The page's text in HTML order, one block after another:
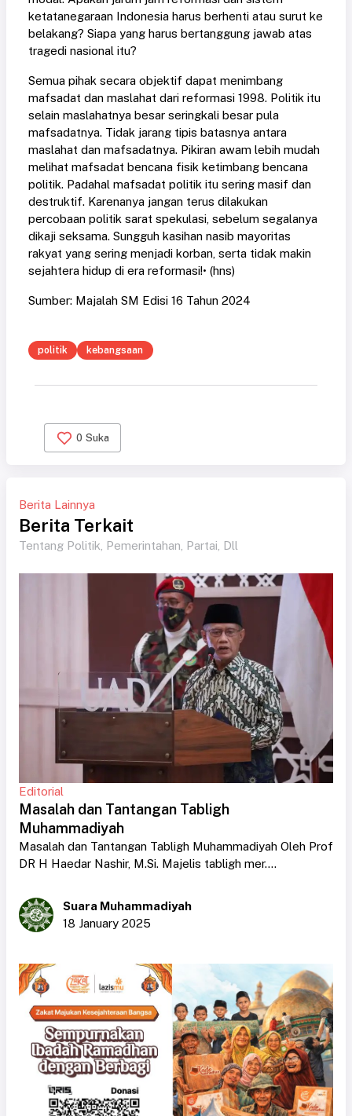
ketatanegaraan Indonesia harus berhenti atau surut ke
belakang? Siapa yang harus bertanggung jawab atas
tragedi nasional itu?
Semua pihak secara objektif dapat menimbang
mafsadat dan maslahat dari reformasi 1998. Politik itu
selain maslahatnya besar seringkali besar pula
mafsadatnya. Tidak jarang tipis batasnya antara
maslahat dan mafsadatnya. Pikiran awam lebih mudah
melihat mafsadat bencana fisik ketimbang bencana
politik. Padahal mafsadat politik itu sering masif dan
destruktif. Karenanya jangan terus dilakukan
percobaan politik sarat spekulasi, sebelum segalanya
dikaji seksama. Sungguh kasihan nasib mayoritas
rakyat yang sering menjadi korban, serta tidak makin
sejahtera hidup di era reformasi!• (hns)
Sumber: Majalah SM Edisi 16 Tahun 2024
politik kebangsaan
0 Suka
Berita Lainnya
Berita Terkait
Tentang Politik, Pemerintahan, Partai, Dll
Editorial
Masalah dan Tantangan Tabligh
Muhammadiyah
Masalah dan Tantangan Tabligh Muhammadiyah Oleh Prof
DR H Haedar Nashir, M.Si. Majelis tabligh mer....
Suara Muhammadiyah
18 January 2025